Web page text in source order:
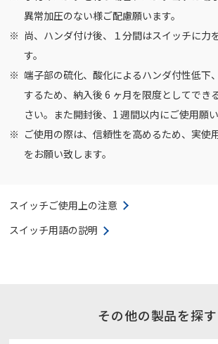
異常加圧のない様ご配慮願います。
尚、ハンダ付け後、１分間はスイッチに力
す。
端子部の硫化、酸化によるハンダ付性低下
するため、納入後 6 ヶ月を限度としてでき
さい。また開封後、1 週間以内にご使用願い
ご使用の際は、信頼性を高めるため、実使
をお願い致します。
スイッチご使用上の注意
スイッチ用語の説明
その他の製品を探す